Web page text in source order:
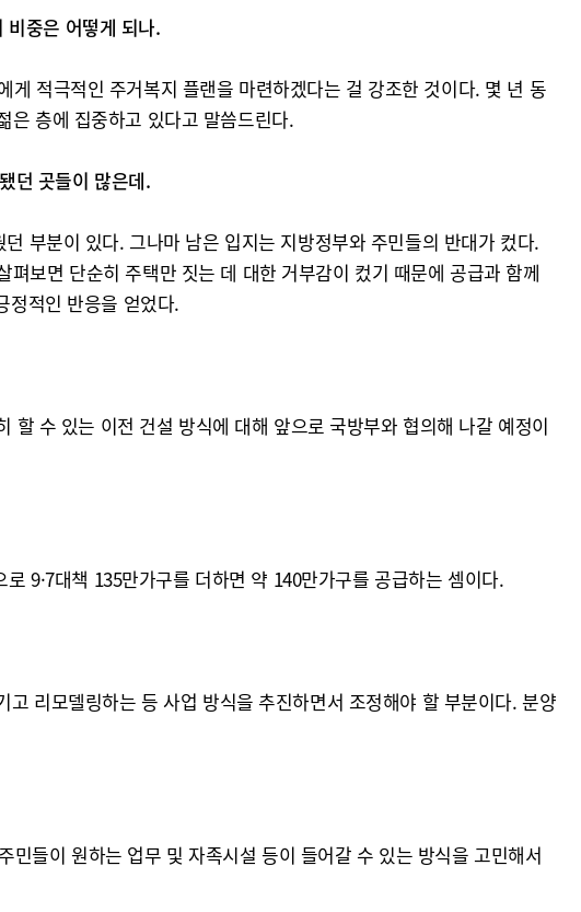
중은 어떻게 되나.
적극적인 주거복지 플랜을 마련하겠다는 걸 강조한 것이다. 몇 년 동
은 층에 집중하고 있다고 말씀드린다.
던 곳들이 많은데.
부분이 있다. 그나마 남은 입지는 지방정부와 주민들의 반대가 컸다.
보면 단순히 주택만 짓는 데 대한 거부감이 컸기 때문에 공급과 함께
정적인 반응을 얻었다.
수 있는 이전 건설 방식에 대해 앞으로 국방부와 협의해 나갈 예정이
9·7대책 135만가구를 더하면 약 140만가구를 공급하는 셈이다.
리모델링하는 등 사업 방식을 추진하면서 조정해야 할 부분이다. 분양
들이 원하는 업무 및 자족시설 등이 들어갈 수 있는 방식을 고민해서